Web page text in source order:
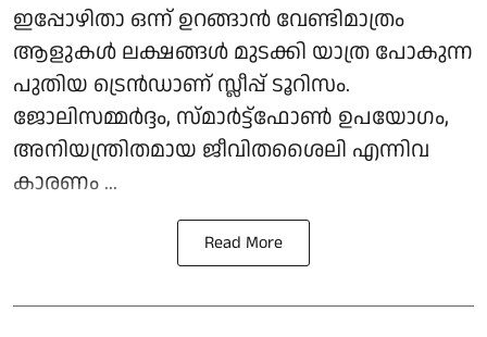
ഇപ്പോഴിതാ ഒന്ന് ഉറങ്ങാൻ വേണ്ടിമാത്രം
ആളുകൾ ലക്ഷങ്ങൾ മുടക്കി യാത്ര പോകുന്ന
പുതിയ ട്രെൻഡാണ് സ്ലീപ്പ് ടൂറിസം.
ജോലിസമ്മർദ്ദം, സ്മാർട്ട്ഫോൺ ഉപയോഗം,
അനിയന്ത്രിതമായ ജീവിതശൈലി എന്നിവ
കാരണം ...
Read More